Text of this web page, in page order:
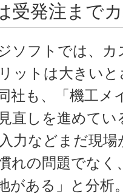
受発注まで
ソフトでは、カ
ットは大きい
社も、「機工メ
直しを進めて
力などまだ現
れの問題でな
がある」と分析